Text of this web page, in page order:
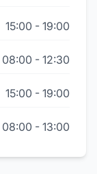
15:00 - 19:00
08:00 - 12:30
15:00 - 19:00
08:00 - 13:00